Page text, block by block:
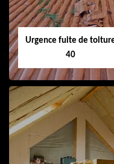
Urgence fuite de
40
Urgence fuite de
toiture 40